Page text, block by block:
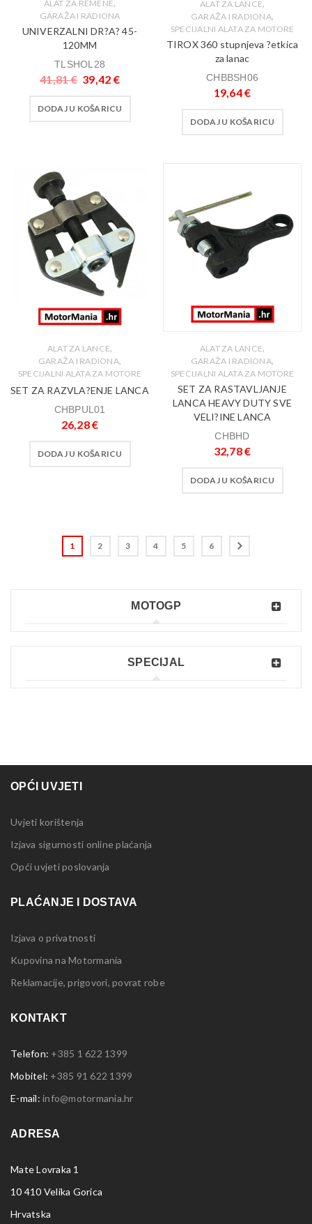
MOTOGP
SPECIJAL
ALAT ZA REMENE,
GARAŽA I RADIONA
UNIVERZALNI DR?A? 45-
120MM
TLSHOL28
41,81€ 39,42 €
DODAJ U KOŠARICU
ALAT ZA LANCE,
GARAŽA I RADIONA,
SPECIJALNI ALATA ZA MOTORE
TIROX 360 stupnjeva ?etkica
za lanac
CHBBSH06
19,64€
DODAJ U KOŠARICU
ALAT ZA LANCE,
GARAŽA I RADIONA,
SPECIJALNI ALATA ZA MOTORE
SET ZA RAZVLA?ENJE LANCA
CHBPUL01
26,28€
DODAJ U KOŠARICU
ALAT ZA LANCE,
GARAŽA I RADIONA,
SPECIJALNI ALATA ZA MOTORE
SET ZA RASTAVLJANJE
LANCA HEAVY DUTY SVE
VELI?INE LANCA
CHBHD
32,78€
DODAJ U KOŠARICU
1 2 3 4 5 6
OPĆI UVJETI
Uvjeti korištenja
Izjava sigurnosti online plaćanja
Opći uvjeti poslovanja
PLAĆANJE I DOSTAVA
Izjava o privatnosti
Kupovina na Motormania
Reklamacije, prigovori, povrat robe
KONTAKT
Telefon: +385 1 622 1399
Mobitel: +385 91 622 1399
E-mail: info@motormania.hr
ADRESA
Mate Lovraka 1
10 410 Velika Gorica
Hrvatska